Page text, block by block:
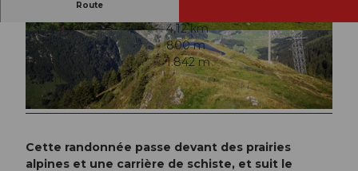
© Engelberg - Titlis Tourismus, Engelberg-Titlis Tourismus
© Engelberg - Titlis Tourismus, Engelberg-Titlis
Tourismus
© Engelberg - Titlis Tourismus, Engelberg-Titlis
Tourismus
Route
1:30 h
4,12 km
27 m
800 m
1.068 m
1.842 m
774 m
Cette randonnée passe devant des prairies
alpines et une carrière de schiste, et suit le